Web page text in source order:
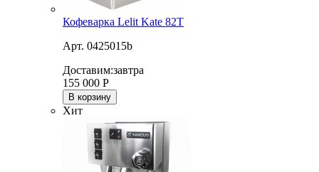
Кофеварка Lelit Kate 82T
Арт. 0425015b
Доставим:завтра
155 000 Р
В корзину
Хит